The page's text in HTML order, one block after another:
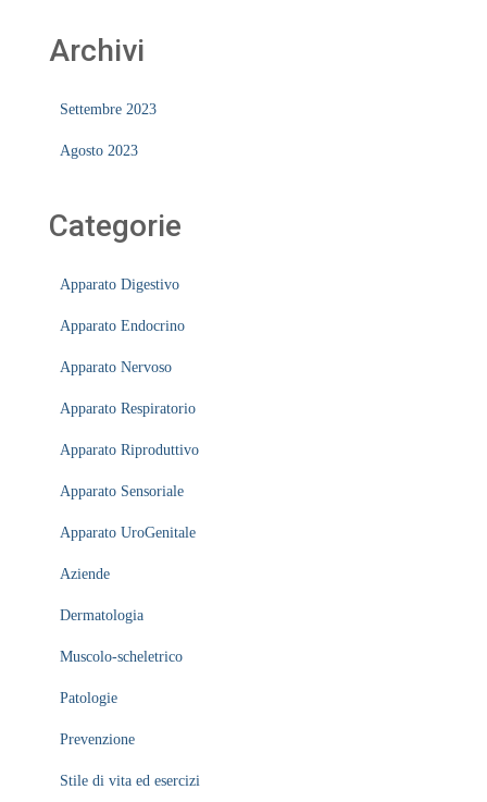
Archivi
Settembre 2023
Agosto 2023
Categorie
Apparato Digestivo
Apparato Endocrino
Apparato Nervoso
Apparato Respiratorio
Apparato Riproduttivo
Apparato Sensoriale
Apparato UroGenitale
Aziende
Dermatologia
Muscolo-scheletrico
Patologie
Prevenzione
Stile di vita ed esercizi